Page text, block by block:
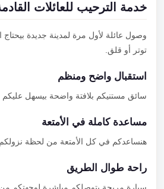
خدمة الترحيب للعائلات
وصول عائلة لأول مرة لمدينة جديدة بيحتاج
توتر أو قلق.
استقبال واضح ومنظم
سائق مستنيكم بلافتة واضحة بيسهل عليكم
مساعدة كاملة في الأمتعة
هنساعدكم في كل الأمتعة من لحظة نزولكم
راحة طوال الطريق